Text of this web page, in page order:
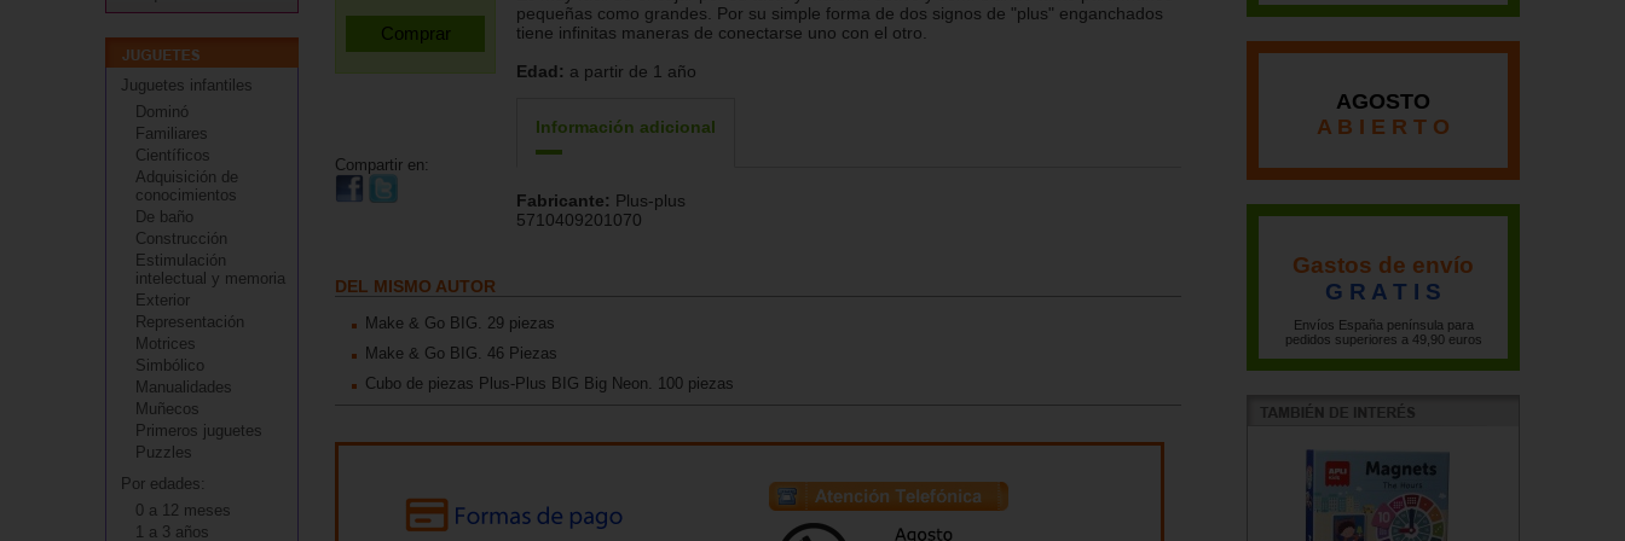
Juguetes infantiles
Dominó
Familiares
Científicos
Adquisición de
conocimientos
De baño
Construcción
Estimulación
intelectual y memoria
Exterior
Representación
Motrices
Simbólico
Manualidades
Muñecos
Primeros juguetes
Puzzles
Por edades:
0 a 12 meses
1 a 3 años
Compartir en:
pequeñas como grandes. Por su simple forma de dos signos de "plus" enganchados
tiene infinitas maneras de conectarse uno con el otro.
Edad: a partir de 1 año
Información adicional
Fabricante: Plus-plus
5710409201070
DEL MISMO AUTOR
Make & Go BIG. 29 piezas
Make & Go BIG. 46 Piezas
Cubo de piezas Plus-Plus BIG Big Neon. 100 piezas
AGOSTO
A B I E R T O
Gastos de envío
G R A T I S
Envíos España península para
pedidos superiores a 49,90 euros